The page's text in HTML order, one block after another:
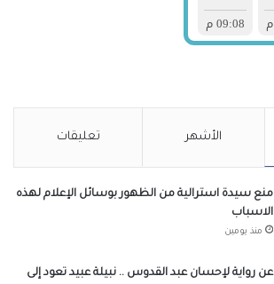
الأشهر تعليقات
منع سيدة استرالية من الظهور بوسائل الإعلام لهذه
الاسباب
منذ يومين
عن رواية لإحسان عبد القدوس .. نبيلة عبيد تعود إلى